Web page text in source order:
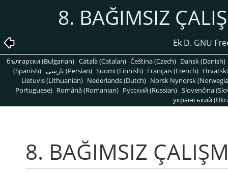
8. BAĞIMSIZ
Ek D. GNU
български (Bulgarian) Català (Catalan) Čeština (Czech) Dansk (Danish)
(Spanish)
پارسی (Persian) Suomi (Finnish) Français (French)
Lietuvis (Lithuanian) Nederlands (Dutch) Norsk Nynorsk
Portuguese) Română (Romanian) Pусский (Russian) Slovenčina
український
8. BAĞIMSIZ